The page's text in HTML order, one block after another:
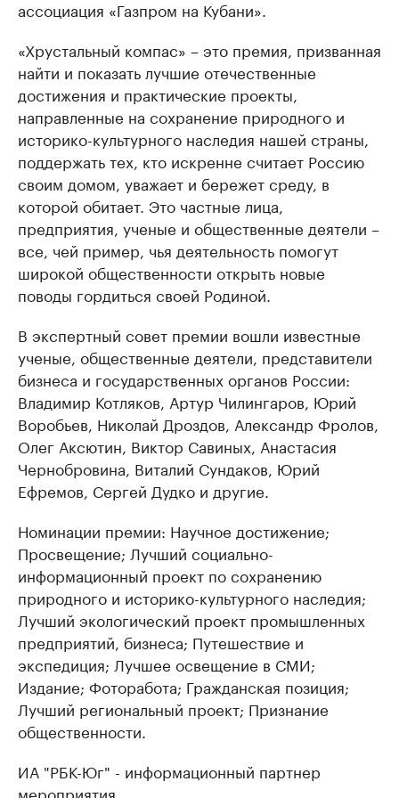
ассоциация «Газпром на Кубани».
«Хрустальный компас» – это премия, призванная
найти и показать лучшие отечественные
достижения и практические проекты,
направленные на сохранение природного и
историко-культурного наследия нашей страны,
поддержать тех, кто искренне считает Россию
своим домом, уважает и бережет среду, в
которой обитает. Это частные лица,
предприятия, ученые и общественные деятели –
все, чей пример, чья деятельность помогут
широкой общественности открыть новые
поводы гордиться своей Родиной.
В экспертный совет премии вошли известные
ученые, общественные деятели, представители
бизнеса и государственных органов России:
Владимир Котляков, Артур Чилингаров, Юрий
Воробьев, Николай Дроздов, Александр Фролов,
Олег Аксютин, Виктор Савиных, Анастасия
Чернобровина, Виталий Сундаков, Юрий
Ефремов, Сергей Дудко и другие.
Номинации премии: Научное достижение;
Просвещение; Лучший социально-
информационный проект по сохранению
природного и историко-культурного наследия;
Лучший экологический проект промышленных
предприятий, бизнеса; Путешествие и
экспедиция; Лучшее освещение в СМИ;
Издание; Фоторабота; Гражданская позиция;
Лучший региональный проект; Признание
общественности.
ИА "РБК-Юг" - информационный партнер
мероприятия.